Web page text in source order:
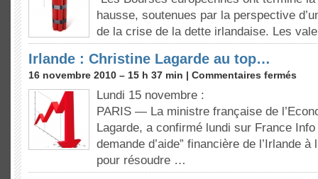
hausse, soutenues par la perspective
de la crise de la dette irlandaise. Les
Irlande : Christine Lagarde au top…
16 novembre 2010 – 15 h 37 min | Commentaires fermés
Lundi 15 novembre :
PARIS — La ministre française de
Lagarde, a confirmé lundi sur France Info
demande d’aide” financière de l’Irlande à
pour résoudre …